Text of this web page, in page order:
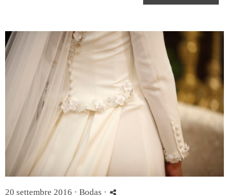
20 settembre 2016 · Bodas ·